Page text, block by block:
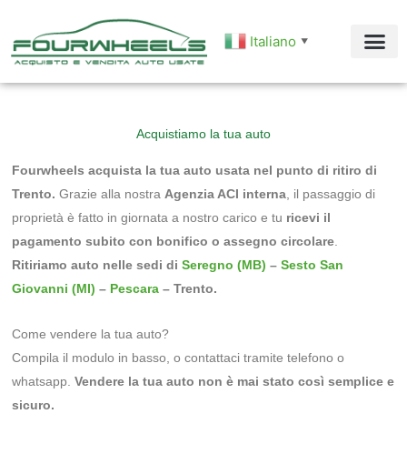
contenuto
Italiano ▼
Acquistiamo la tua auto
Fourwheels acquista la tua auto usata nel punto di ritiro di
Trento. Grazie alla nostra Agenzia ACI interna , il passaggio di
proprietà è fatto in giornata a nostro carico e tu ricevi il
pagamento subito con bonifico o assegno circolare
Ritiriamo auto nelle sedi di Seregno (MB) – Sesto San
Giovanni (MI) – Pescara – Trento.
Come vendere la tua auto?
Compila il modulo in basso, o contattaci tramite telefono o
whatsapp. Vendere la tua auto non è mai stato così semplice e
sicuro.